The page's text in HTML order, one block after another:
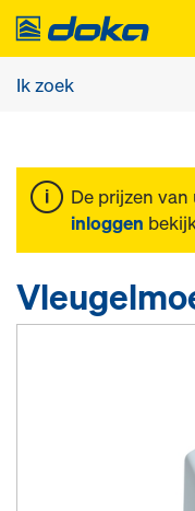
De prijzen
inloggen